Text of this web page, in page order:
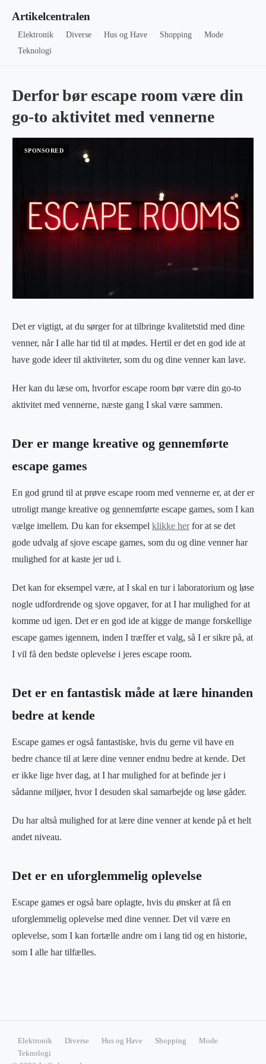
Artikelcentralen
Elektronik Diverse Hus og Have Shopping
Mode
Teknologi
Derfor bør escape room være din
go-to aktivitet med vennerne
Det er vigtigt, at du sørger for at tilbringe kvalitetstid med dine
venner, når I alle har tid til at mødes. Hertil er det en god ide at
have gode ideer til aktiviteter, som du og dine venner kan lave.
Her kan du læse om, hvorfor escape room bør være din go-to
aktivitet med vennerne, næste gang I skal være sammen.
Der er mange kreative og gennemførte
escape games
En god grund til at prøve escape room med vennerne er, at der er
utroligt mange kreative og gennemførte escape games, som I kan
vælge imellem. Du kan for eksempel klikke herfor at se det
gode udvalg af sjove escape games, som du og dine venner har
mulighed for at kaste jer ud i.
Det kan for eksempel være, at I skal en tur i laboratorium og løse
nogle udfordrende og sjove opgaver, for at I har mulighed for at
komme ud igen. Det er en god ide at kigge de mange forskellige
escape games igennem, inden I træffer et valg, så I er sikre på, at
I vil få den bedste oplevelse i jeres escape room.
Det er en fantastisk måde at lære hinanden
bedre at kende
Escape games er også fantastiske, hvis du gerne vil have en
bedre chance til at lære dine venner endnu bedre at kende. Det
er ikke lige hver dag, at I har mulighed for at befinde jer i
sådanne miljøer, hvor I desuden skal samarbejde og løse gåder.
Du har altså mulighed for at lære dine venner at kende på et helt
andet niveau.
Det er en uforglemmelig oplevelse
Escape games er også bare oplagte, hvis du ønsker at få en
uforglemmelig oplevelse med dine venner. Det vil være en
oplevelse, som I kan fortælle andre om i lang tid og en historie,
som I alle har tilfælles.
Elektronik Diverse Hus og Have Shopping
Mode
Teknologi